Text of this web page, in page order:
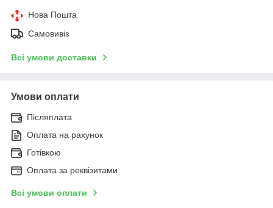
Нова Пошта
Самовивіз
Всі умови доставки
Умови оплати
Післяплата
Оплата на рахунок
Готівкою
Оплата за реквізитами
Всі умови оплати